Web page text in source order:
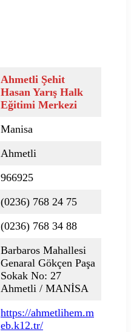
Ahmetli Şehit
Hasan Yarış Halk
Eğitimi Merkezi
Manisa
Ahmetli
966925
(0236) 768 24 75
(0236) 768 34 88
Barbaros Mahallesi
Genaral Gökçen Paşa
Sokak No: 27
Ahmetli / MANİSA
https://ahmetlihem.m
eb.k12.tr/